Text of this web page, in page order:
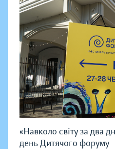
«Навколо світу за два
день Дитячого форуму